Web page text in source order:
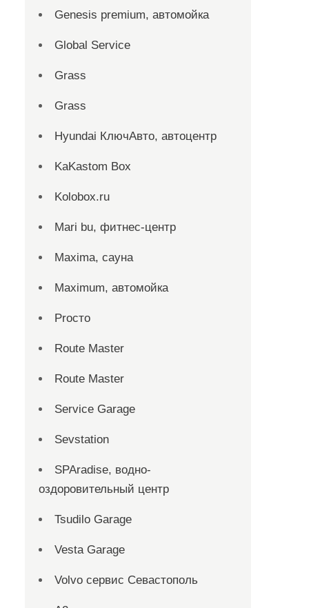
Genesis premium, автомойка
Global Service
Grass
Grass
Hyundai КлючАвто, автоцентр
KaKastom Box
Kolobox.ru
Mari bu, фитнес-центр
Maxima, сауна
Maximum, автомойка
Proсто
Route Master
Route Master
Service Garage
Sevstation
SPAradise, водно-
оздоровительный центр
Tsudilo Garage
Vesta Garage
Volvo сервис Севастополь